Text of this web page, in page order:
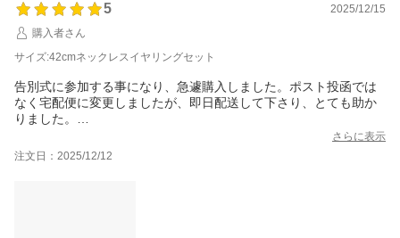
5
2025/12/15
購入者さん
サイズ:42cmネックレスイヤリングセット
告別式に参加する事になり、急遽購入しました。ポスト投函では
なく宅配便に変更しましたが、即日配送して下さり、とても助か
りました。
グレーのパールはややマットで、留め具もしっかりしています。
イヤリングはネジ式なので、調整しやすく、耳に痛みが出にくい
さらに表示
注文日：2025/12/12